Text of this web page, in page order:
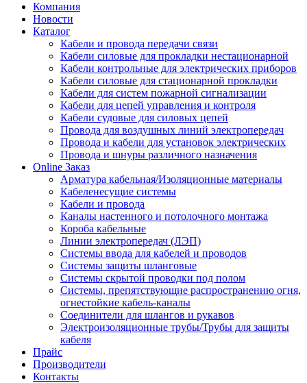
Компания
Новости
Каталог
Кабели и провода передачи связи
Кабели силовые для прокладки нестационарной
Кабели контрольные для электрических приборов
Кабели силовые для стационарной прокладки
Кабели для систем пожарной сигнализации
Кабели для цепей управления и контроля
Кабели судовые для силовых цепей
Провода для воздушных линий электропередач
Провода и кабели для установок электрических
Провода и шнуры различного назначения
Online Заказ
Арматура кабельная/Изоляционные материалы
Кабеленесущие системы
Кабели и провода
Каналы настенного и потолочного монтажа
Короба кабельные
Линии электропередач (ЛЭП)
Системы ввода для кабелей и проводов
Системы защиты шланговые
Системы скрытой проводки под полом
Системы, препятствующие распространению огня,
огнестойкие кабель-каналы
Соединители для шлангов и рукавов
Электроизоляционные трубы/Трубы для защиты
кабеля
Прайс
Производители
Контакты